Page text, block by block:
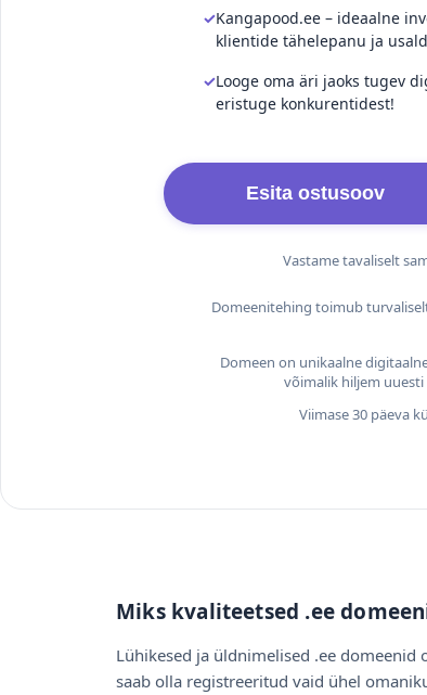
Kangapood.ee – ideaalne
klientide tähelepanu ja
Looge oma äri jaoks tugev
eristuge konkurentidest!
Esita ostusoov
Vastame tavaliselt
Domeenitehing toimub
Domeen on unikaalne
võimalik hiljem
Viimase 30 päeva
Miks kvaliteetsed .ee
Lühikesed ja üldnimelised .ee domeenid
saab olla registreeritud vaid ühel